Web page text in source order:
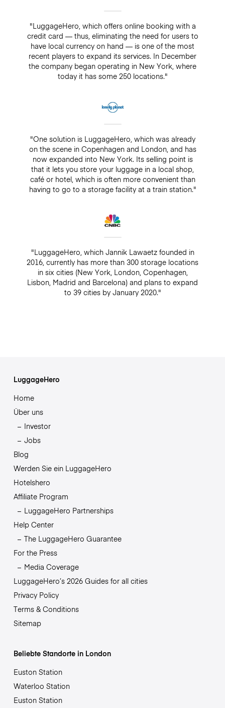
"LuggageHero, which offers online booking with a
credit card — thus, eliminating the need for users to
have local currency on hand — is one of the most
recent players to expand its services. In December
the company began operating in New York, where
today it has some 250 locations."
"One solution is LuggageHero, which was already
on the scene in Copenhagen and London, and has
now expanded into New York. Its selling point is
that it lets you store your luggage in a local shop,
café or hotel, which is often more convenient than
having to go to a storage facility at a train station."
"LuggageHero, which Jannik Lawaetz founded in
2016, currently has more than 300 storage locations
in six cities (New York, London, Copenhagen,
Lisbon, Madrid and Barcelona) and plans to expand
to 39 cities by January 2020."
LuggageHero
Home
Über uns
Investor
Jobs
Blog
Werden Sie ein LuggageHero
Hotelshero
Affiliate Program
LuggageHero Partnerships
Help Center
The LuggageHero Guarantee
For the Press
Media Coverage
LuggageHero’s 2026 Guides for all cities
Privacy Policy
Terms & Conditions
Sitemap
Beliebte Standorte in London
Euston Station
Waterloo Station
Euston Station